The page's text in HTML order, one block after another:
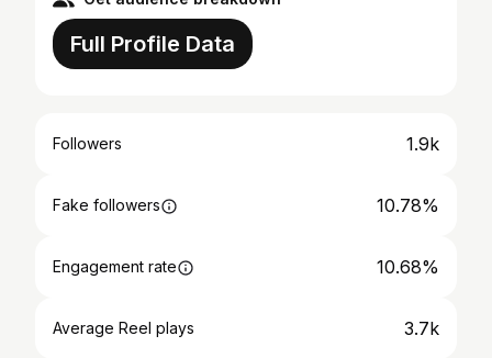
Full Profile Data
Followers 1.9k
Fake followers 10.78%
Engagement rate 10.68%
Average Reel plays 3.7k